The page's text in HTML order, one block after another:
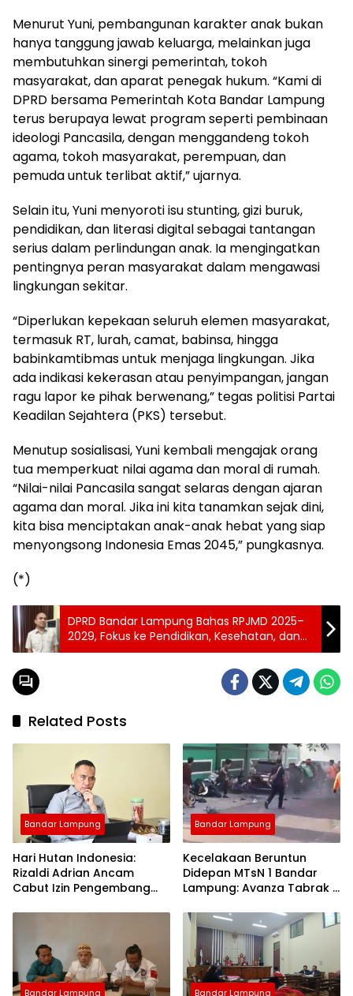
Menurut Yuni, pembangunan karakter anak bukan
hanya tanggung jawab keluarga, melainkan juga
membutuhkan sinergi pemerintah, tokoh
masyarakat, dan aparat penegak hukum. “Kami di
DPRD bersama Pemerintah Kota Bandar Lampung
terus berupaya lewat program seperti pembinaan
ideologi Pancasila, dengan menggandeng tokoh
agama, tokoh masyarakat, perempuan, dan
pemuda untuk terlibat aktif,” ujarnya.
Selain itu, Yuni menyoroti isu stunting, gizi buruk,
pendidikan, dan literasi digital sebagai tantangan
serius dalam perlindungan anak. Ia mengingatkan
pentingnya peran masyarakat dalam mengawasi
lingkungan sekitar.
“Diperlukan kepekaan seluruh elemen masyarakat,
termasuk RT, lurah, camat, babinsa, hingga
babinkamtibmas untuk menjaga lingkungan. Jika
ada indikasi kekerasan atau penyimpangan, jangan
ragu lapor ke pihak berwenang,” tegas politisi Partai
Keadilan Sejahtera (PKS) tersebut.
Menutup sosialisasi, Yuni kembali mengajak orang
tua memperkuat nilai agama dan moral di rumah.
“Nilai-nilai Pancasila sangat selaras dengan ajaran
agama dan moral. Jika ini kita tanamkan sejak dini,
kita bisa menciptakan anak-anak hebat yang siap
menyongsong Indonesia Emas 2045,” pungkasnya.
(*)
DPRD Bandar Lampung Bahas RPJMD 2025–
2029, Fokus ke Pendidikan, Kesehatan, dan
Perizinan
Related Posts
Bandar Lampung
Hari Hutan Indonesia:
Rizaldi Adrian Ancam
Cabut Izin Pengembang
Lampung
Bandar Lampung
Kecelakaan Beruntun
Didepan MTsN 1 Bandar
Lampung: Avanza Tabrak 7
Rumah Sakit
Bandar Lampung Bandar Lampung